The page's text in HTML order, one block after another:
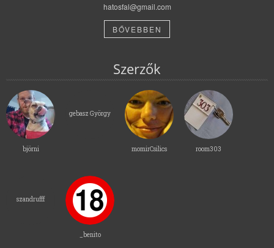
hatosfal@gmail.com
BŐVEBBEN
Szerzők
björni
gebasz György
momirCsilics room303
szandrufff
_benito